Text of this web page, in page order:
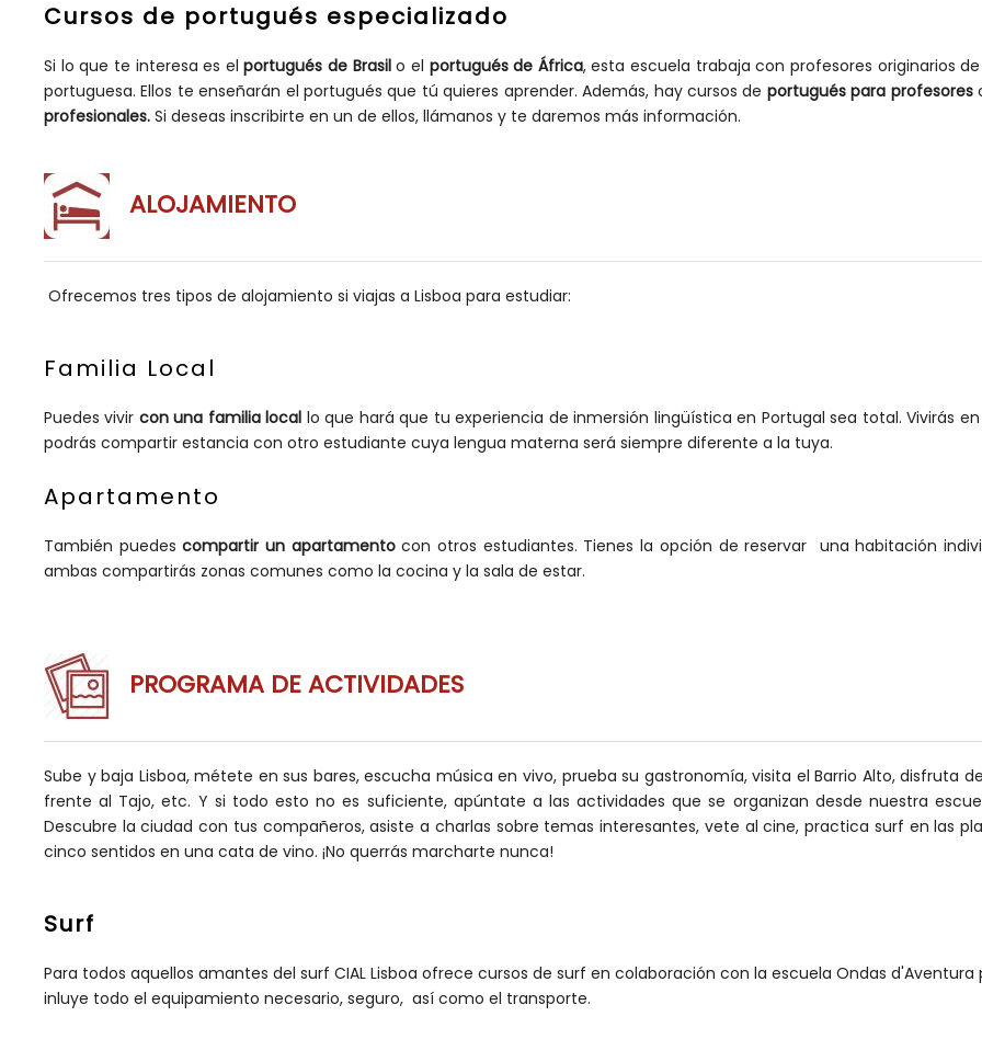
Cursos de portugués especializado
Si lo que te interesa es elportugués de Brasilo el portugués de África, esta escuela trabaja con profesores originarios
portuguesa. Ellos te enseñarán el portugués que tú quieres aprender. Además, hay cursos de portugués para profesores
profesionales. Si deseas inscribirte en un de ellos, llámanos y te daremos más información.
ALOJAMIENTO
Ofrecemos tres tipos de alojamiento si viajas a Lisboa para estudiar:
Familia Local
Puedes vivir con una familia local lo que hará que tu experiencia de inmersión lingüística en Portugal sea total. Vivirás
podrás compartir estancia con otro estudiante cuya lengua materna será siempre diferente a la tuya.
Apartamento
También puedescompartir un apartamentocon otros estudiantes. Tienes la opción de reservar una habitación
ambas compartirás zonas comunes como la cocina y la sala de estar.
PROGRAMA DE ACTIVIDADES
Sube y baja Lisboa, métete en sus bares, escucha música en vivo, prueba su gastronomía, visita el Barrio Alto, disfruta
frente al Tajo, etc. Y si todo esto no es suficiente, apúntate a las actividades que se organizan desde nuestra
Descubre la ciudad con tus compañeros, asiste a charlas sobre temas interesantes, vete al cine, practica surf en las
cinco sentidos en una cata de vino. ¡No querrás marcharte nunca!
Surf
Para todos aquellos amantes del surf CIAL Lisboa ofrece cursos de surf en colaboración con la escuela Ondas d'Aventura
inluye todo el equipamiento necesario, seguro, así como el transporte.